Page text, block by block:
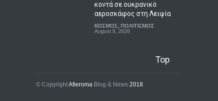
κοντά σε ουκρανικό
αεροσκάφος στη Λειψία
ΚΟΣΜΟΣ, ΠΟΛΙΤΙΣΜΟΣ
August 5, 2026
Top
© CopyrightAfieroma Blog & News 2018